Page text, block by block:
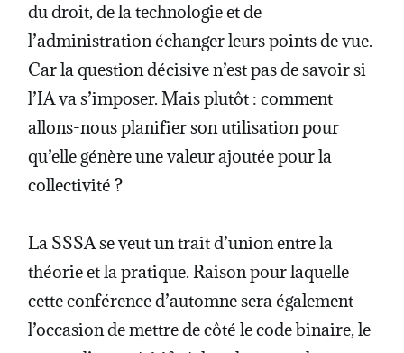
du droit, de la technologie et de
l’administration échanger leurs points de vue.
Car la question décisive n’est pas de savoir si
l’IA va s’imposer. Mais plutôt : comment
allons-nous planifier son utilisation pour
qu’elle génère une valeur ajoutée pour la
collectivité ?
La SSSA se veut un trait d’union entre la
théorie et la pratique. Raison pour laquelle
cette conférence d’automne sera également
l’occasion de mettre de côté le code binaire, le